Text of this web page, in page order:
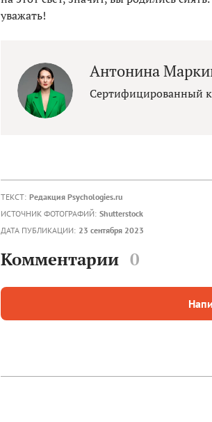
уважать!
Антонина
Сертифицированный
ТЕКСТ: Редакция Psychologies.ru
ИСТОЧНИК ФОТОГРАФИЙ: Shutterstock
ДАТА ПУБЛИКАЦИИ: 23 сентября 2023
Комментарии 0